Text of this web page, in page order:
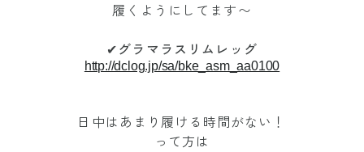
履くようにしてます〜
✔︎ グラマラスリムレッグ
http://dclog.jp/sa/bke_asm_aa0100
日中はあまり履ける時間がない！
って方は